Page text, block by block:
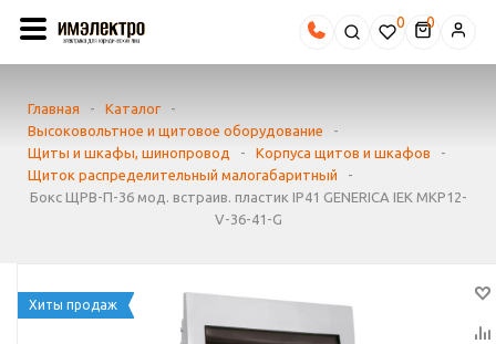
0
Главная - Каталог
-
Высоковольтное и щитовое оборудование
-
Щиты и шкафы, шинопровод
- Корпуса щитов и шкафов
-
Щиток распределительный малогабаритный
-
Бокс ЩРВ-П-36 мод. встраив. пластик IP41 GENERICA IEK MKP12-
V-36-41-G
Хиты продаж